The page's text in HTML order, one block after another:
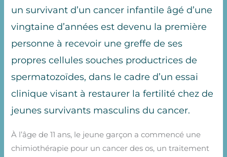
un survivant d’un cancer infantile âgé d’une
vingtaine d’années est devenu la première
personne à recevoir une greffe de ses
propres cellules souches productrices de
spermatozoïdes, dans le cadre d’un essai
clinique visant à restaurer la fertilité chez de
jeunes survivants masculins du cancer.
À l’âge de 11 ans, le jeune garçon a commencé une
chimiothérapie pour un cancer des os, un traitement